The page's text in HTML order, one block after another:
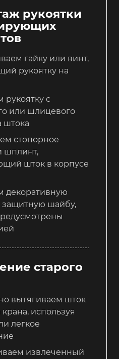
рукоятки
гайку или винт,
рукоятку на
рукоятку с
или шлицевого
штока
стопорное
шплинт,
шток в корпусе
декоративную
защитную шайбу,
старого
вытягиваем шток
используя
легкое
извлеченный